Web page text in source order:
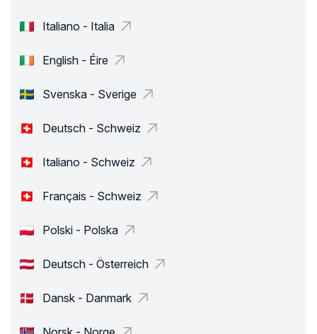
Italiano - Italia
English - Éire
Svenska - Sverige
Deutsch - Schweiz
Italiano - Schweiz
Français - Schweiz
Polski - Polska
Deutsch - Österreich
Dansk - Danmark